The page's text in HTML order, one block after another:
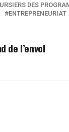
DES
ENTREPRENEURIAT
de l’envol